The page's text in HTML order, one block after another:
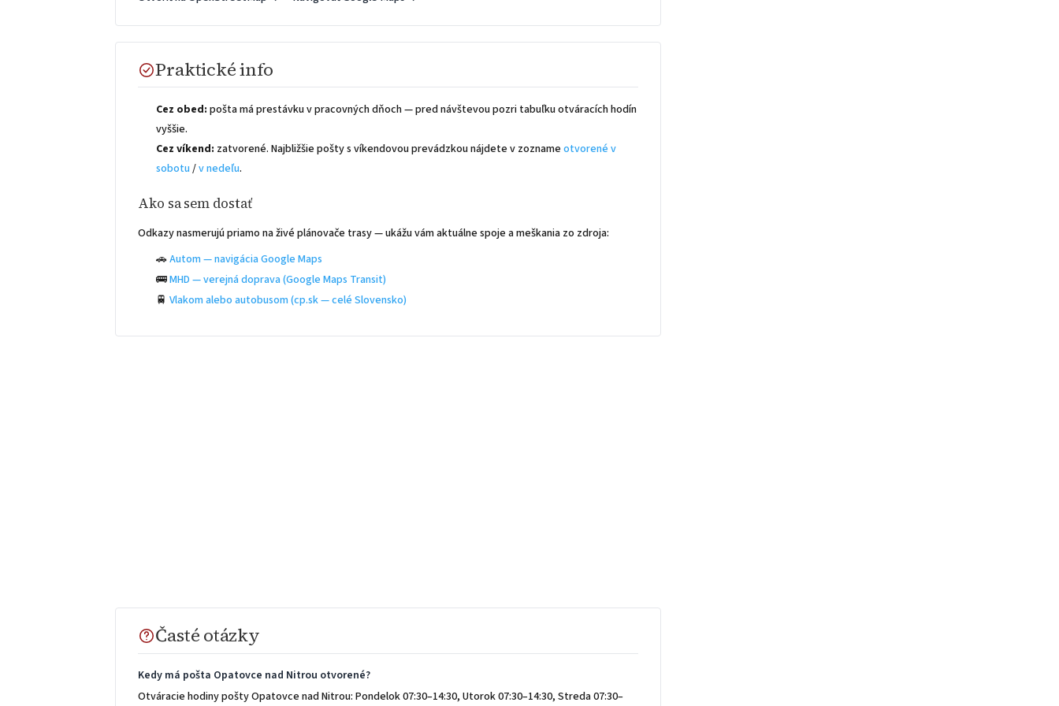
Praktické info
Cez obed: pošta má prestávku v pracovných dňoch — pred návštevou pozri tabuľku otváracích hodín
vyššie.
Cez víkend: zatvorené. Najbližšie pošty s víkendovou prevádzkou nájdete v zozname otvorené v
sobotu /v nedeľu.
Ako sa sem dostať
Odkazy nasmerujú priamo na živé plánovače trasy — ukážu vám aktuálne spoje a meškania zo zdroja:
🚗Autom — navigácia Google Maps
🚌MHD — verejná doprava (Google Maps Transit)
🚆 Vlakom alebo autobusom (cp.sk — celé Slovensko)
Časté otázky
Kedy má pošta Opatovce nad Nitrou otvorené?
Otváracie hodiny pošty Opatovce nad Nitrou: Pondelok 07:30–14:30, Utorok 07:30–14:30, Streda 07:30–